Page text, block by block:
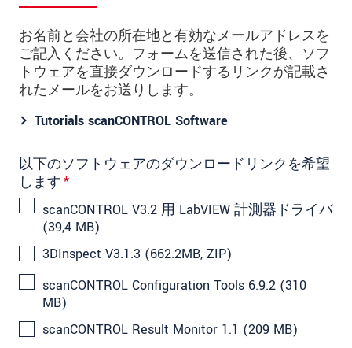
お名前と会社の所在地と有効なメールアドレスを
ご記入ください。フォームを送信された後、ソフ
トウェアを直接ダウンロードするリンクが記載さ
れたメールをお送りします。
Tutorials scanCONTROL Software
以下のソフトウェアのダウンロードリンクを希望
します*
scanCONTROL V3.2 用 LabVIEW 計測器ドライバ
(39,4 MB)
3DInspect V3.1.3 (662.2MB, ZIP)
scanCONTROL Configuration Tools 6.9.2 (310
MB)
scanCONTROL Result Monitor 1.1 (209 MB)